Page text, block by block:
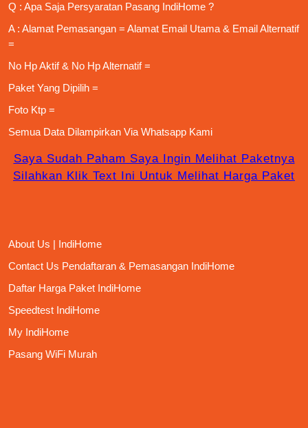
Q : Apa Saja Persyaratan Pasang IndiHome ?
A : Alamat Pemasangan = Alamat Email Utama & Email Alternatif
=
No Hp Aktif & No Hp Alternatif =
Paket Yang Dipilih =
Foto Ktp =
Semua Data Dilampirkan Via Whatsapp Kami
Saya Sudah Paham Saya Ingin Melihat Paketnya
Silahkan Klik Text Ini Untuk Melihat Harga Paket
About Us | IndiHome
Contact Us Pendaftaran & Pemasangan IndiHome
Daftar Harga Paket IndiHome
Speedtest IndiHome
My IndiHome
Pasang WiFi Murah